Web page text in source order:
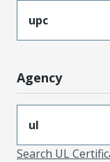
upc
Agency
ul
Search UL